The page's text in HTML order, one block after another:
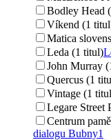
Bodley Head
Víkend (1
Matica
Leda (1 titul)
John Murray
Quercus (1
Vintage (1
Legare Street
Centrum
dialogu Bubny1